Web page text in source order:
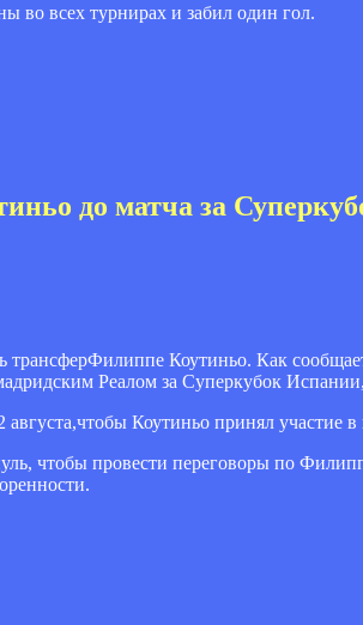
во всех турнирах и забил один гол.
до матча за
трансферФилиппе Коутиньо. Как
Реалом за Суперкубок
Коутиньо принял участие в
чтобы провести переговоры по